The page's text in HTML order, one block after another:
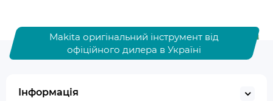
Makita оригінальний інструмент від
офіційного дилера в Україні
Інформація